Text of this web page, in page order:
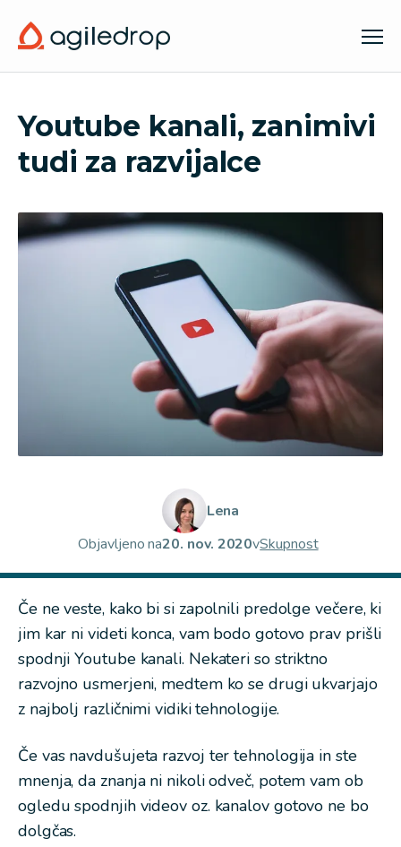
Youtube kanali, zanimivi
tudi za razvijalce
Lena
Objavljeno na20. nov. 2020vSkupnost
Če ne veste, kako bi si zapolnili predolge večere, ki
jim kar ni videti konca, vam bodo gotovo prav prišli
spodnji Youtube kanali. Nekateri so striktno
razvojno usmerjeni, medtem ko se drugi ukvarjajo
z najbolj različnimi vidiki tehnologije.
Če vas navdušujeta razvoj ter tehnologija in ste
mnenja, da znanja ni nikoli odveč, potem vam ob
ogledu spodnjih videov oz. kanalov gotovo ne bo
dolgčas.